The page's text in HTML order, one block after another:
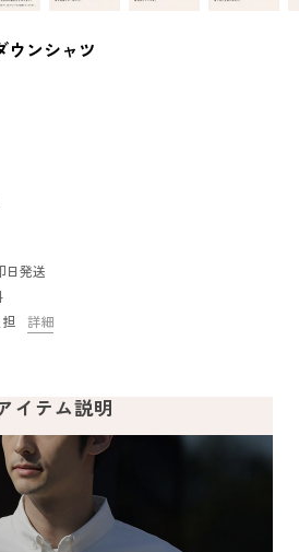
ウンシャツ
日発送
詳細
イテム説明